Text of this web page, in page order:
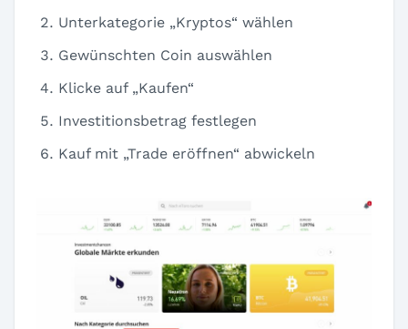
Unterkategorie „Kryptos“ wählen
Gewünschten Coin auswählen
Klicke auf „Kaufen“
Investitionsbetrag festlegen
Kauf mit „Trade eröffnen“ abwickeln